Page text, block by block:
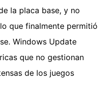
la placa base, y no
que finalmente permitió
Windows Update
que no gestionan
de los juegos